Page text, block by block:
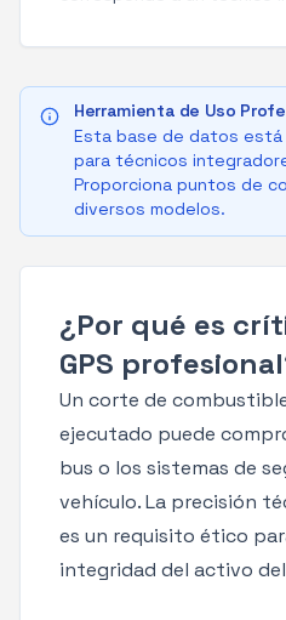
Herramienta de Uso
Esta base de datos está
para técnicos
Proporciona puntos de
diversos modelos.
¿Por qué es
GPS
Un corte de
ejecutado puede
bus o los sistemas de
vehículo. La precisión
es un requisito ético
integridad del activo